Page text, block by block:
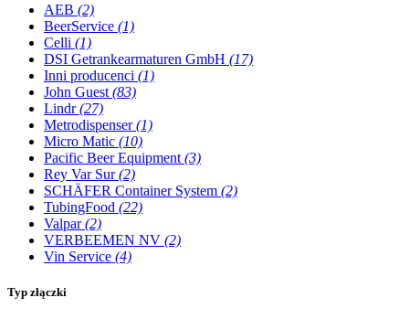
AEB (2)
BeerService (1)
Celli (1)
DSI Getrankearmaturen GmbH (17)
Inni producenci (1)
John Guest (83)
Lindr (27)
Metrodispenser (1)
Micro Matic (10)
Pacific Beer Equipment (3)
Rey Var Sur (2)
SCHÄFER Container System (2)
TubingFood (22)
Valpar (2)
VERBEEMEN NV (2)
Vin Service (4)
Typ złączki